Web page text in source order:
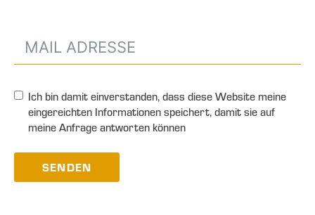
Ich bin damit einverstanden, dass diese Website meine
eingereichten Informationen speichert, damit sie auf
meine Anfrage antworten können
SENDEN